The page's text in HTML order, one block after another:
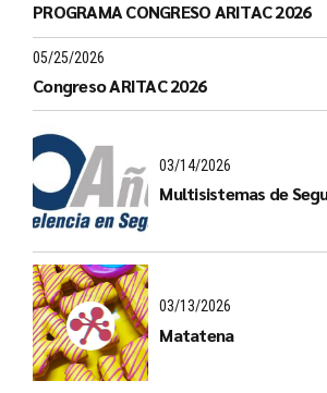
PROGRAMA CONGRESO ARITAC 2026
05/25/2026
Congreso ARITAC 2026
03/14/2026
Multisistemas de
03/13/2026
Matatena